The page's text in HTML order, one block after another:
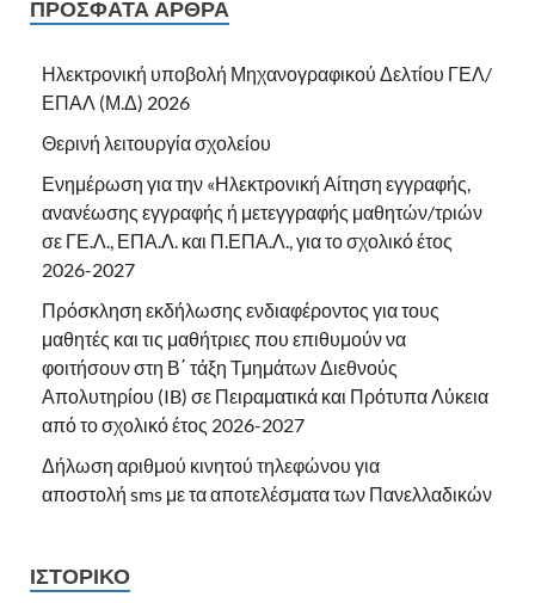
ΠΡΌΣΦΑΤΑ ΆΡΘΡΑ
Ηλεκτρονική υποβολή Μηχανογραφικού Δελτίου ΓΕΛ/
ΕΠΑΛ (Μ.Δ) 2026
Θερινή λειτουργία σχολείου
Ενημέρωση για την «Ηλεκτρονική Αίτηση εγγραφής,
ανανέωσης εγγραφής ή μετεγγραφής μαθητών/τριών
σε ΓΕ.Λ., ΕΠΑ.Λ. και Π.ΕΠΑ.Λ., για το σχολικό έτος
2026-2027
Πρόσκληση εκδήλωσης ενδιαφέροντος για τους
μαθητές και τις μαθήτριες που επιθυμούν να
φοιτήσουν στη Β΄ τάξη Τμημάτων Διεθνούς
Απολυτηρίου (IB) σε Πειραματικά και Πρότυπα Λύκεια
από το σχολικό έτος 2026-2027
Δήλωση αριθμού κινητού τηλεφώνου για
αποστολή sms με τα αποτελέσματα των Πανελλαδικών
ΙΣΤΟΡΙΚΌ